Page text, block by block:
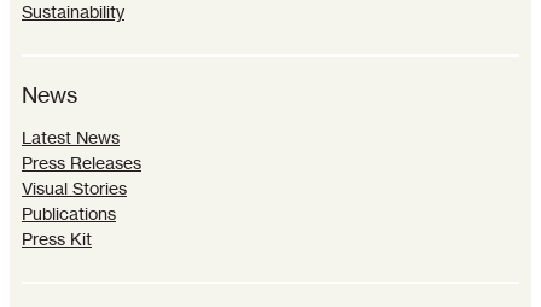
Sustainability
News
Latest News
Press Releases
Visual Stories
Publications
Press Kit